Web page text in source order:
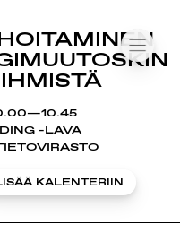
-LAVA
KALENTERIIN